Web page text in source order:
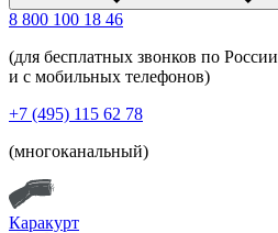
8 800 100 18 46
(для бесплатных звонков по России
и с мобильных телефонов)
+7 (495) 115 62 78
(многоканальный)
Каракурт